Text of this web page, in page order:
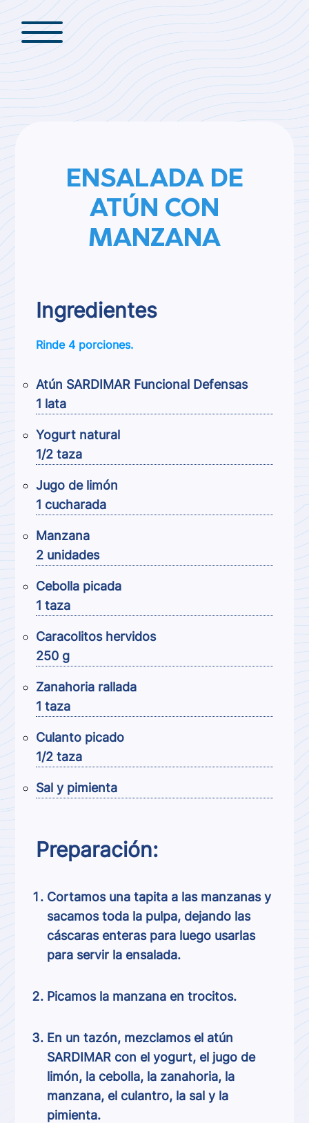
ENSALADA DE
ATÚN CON
MANZANA
Ingredientes
Rinde 4 porciones.
Atún SARDIMAR Funcional Defensas
1 lata
Yogurt natural
1/2 taza
Jugo de limón
1 cucharada
Manzana
2 unidades
Cebolla picada
1 taza
Caracolitos hervidos
250 g
Zanahoria rallada
1 taza
Culanto picado
1/2 taza
Sal y pimienta
Preparación:
Cortamos una tapita a las manzanas y
sacamos toda la pulpa, dejando las
cáscaras enteras para luego usarlas
para servir la ensalada.
Picamos la manzana en trocitos.
En un tazón, mezclamos el atún
SARDIMAR con el yogurt, el jugo de
limón, la cebolla, la zanahoria, la
manzana, el culantro, la sal y la
pimienta.